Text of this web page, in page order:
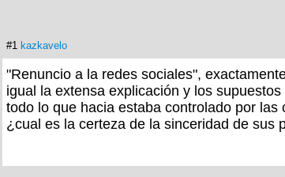
#1 kazkavelo
"Renuncio a la redes sociales",
igual la extensa explicación y los
todo lo que hacia estaba controlado por
¿cual es la certeza de la sinceridad de sus